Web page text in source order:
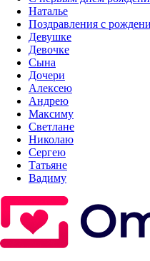
Наталье
Поздравления с
Девушке
Девочке
Сына
Дочери
Алексею
Андрею
Максиму
Светлане
Николаю
Сергею
Татьяне
Вадиму